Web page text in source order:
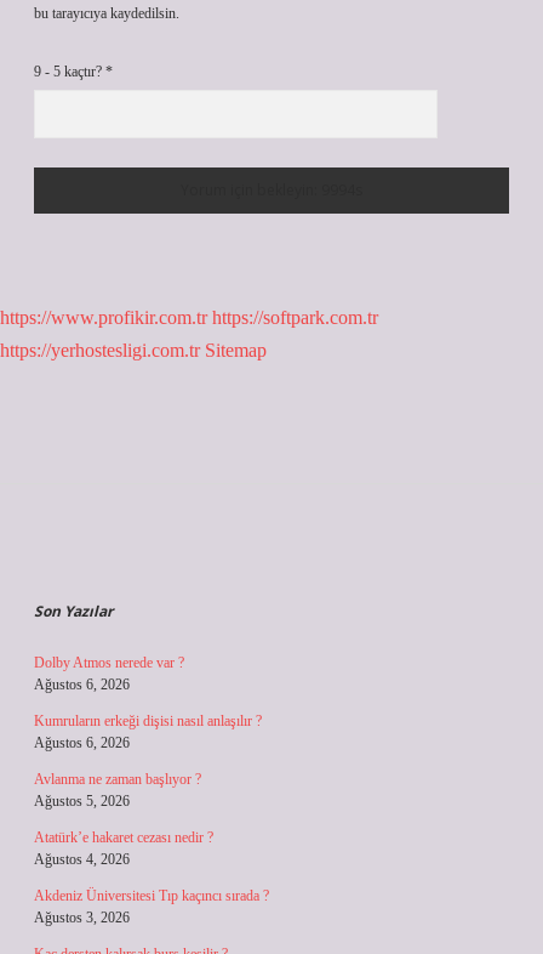
bu tarayıcıya kaydedilsin.
9 - 5 kaçtır? *
https://www.profikir.com.tr https://softpark.com.tr
https://yerhostesligi.com.tr Sitemap
Son Yazılar
Dolby Atmos nerede var ?
Ağustos 6, 2026
Kumruların erkeği dişisi nasıl anlaşılır ?
Ağustos 6, 2026
Avlanma ne zaman başlıyor ?
Ağustos 5, 2026
Atatürk’e hakaret cezası nedir ?
Ağustos 4, 2026
Akdeniz Üniversitesi Tıp kaçıncı sırada ?
Ağustos 3, 2026